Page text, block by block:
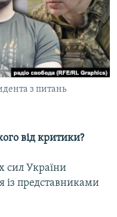
з питань
від критики?
сил України
із представниками